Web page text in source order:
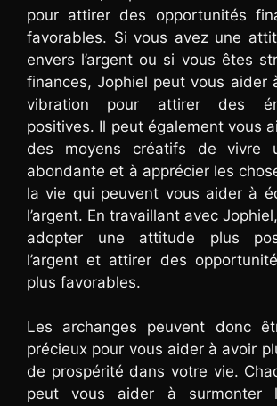
pour attirer des opportunités
favorables. Si vous avez une
envers l’argent ou si vous êtes
finances, Jophiel peut vous aider
vibration pour attirer des
positives. Il peut également vous
des moyens créatifs de vivre
abondante et à apprécier les
la vie qui peuvent vous aider à
l’argent. En travaillant avec
adopter une attitude plus
l’argent et attirer des
plus favorables.
Les archanges peuvent donc
précieux pour vous aider à avoir
de prospérité dans votre vie.
peut vous aider à surmonter